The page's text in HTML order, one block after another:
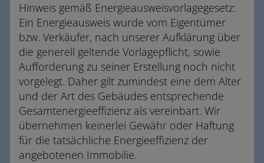
Hinweis gemäß Energieausweisvorlagegesetz:
Ein Energieausweis wurde vom Eigentümer
bzw. Verkäufer, nach unserer Aufklärung über
die generell geltende Vorlagepflicht, sowie
Aufforderung zu seiner Erstellung noch nicht
vorgelegt. Daher gilt zumindest eine dem Alter
und der Art des Gebäudes entsprechende
Gesamtenergieeffizienz als vereinbart. Wir
übernehmen keinerlei Gewähr oder Haftung
für die tatsächliche Energieeffizienz der
angebotenen Immobilie.